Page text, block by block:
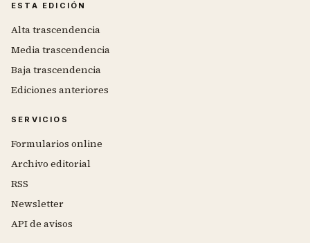
ESTA EDICIÓN
Alta trascendencia
Media trascendencia
Baja trascendencia
Ediciones anteriores
SERVICIOS
Formularios online
Archivo editorial
RSS
Newsletter
API de avisos